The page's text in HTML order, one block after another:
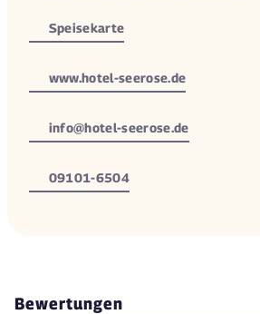
Speisekarte
www.hotel-seerose.de
info@hotel-seerose.de
09101-6504
Bewertungen